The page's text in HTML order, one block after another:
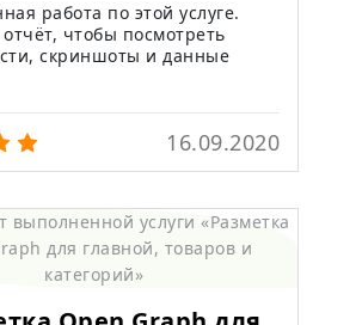
работа по этой услуге.
чтобы посмотреть
скриншоты и данные
16.09.2020